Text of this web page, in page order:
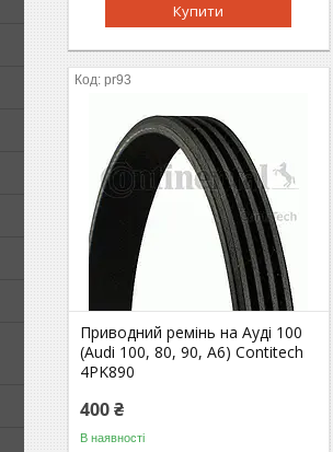
Купити
pr93
Приводний ремінь на Ауді 100
(Audi 100, 80, 90, A6) Contitech
4PK890
400 ₴
В наявності